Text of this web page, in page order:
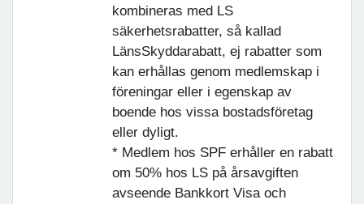
kombineras med LS
säkerhetsrabatter, så kallad
LänsSkyddarabatt, ej rabatter som
kan erhållas genom medlemskap i
föreningar eller i egenskap av
boende hos vissa bostadsföretag
eller dyligt.
* Medlem hos SPF erhåller en rabatt
om 50% hos LS på årsavgiften
avseende Bankkort Visa och